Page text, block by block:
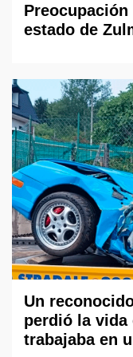
estado de
Un
perdió la vida
trabajaba en